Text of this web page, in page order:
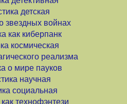
детская
звездных войнах
как киберпанк
космическая
реализма
о мире пауков
научная
социальная
технофэнтези